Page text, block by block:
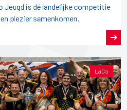
Jeugd is dé landelijke competitie
plezier samenkomen.
LaCo